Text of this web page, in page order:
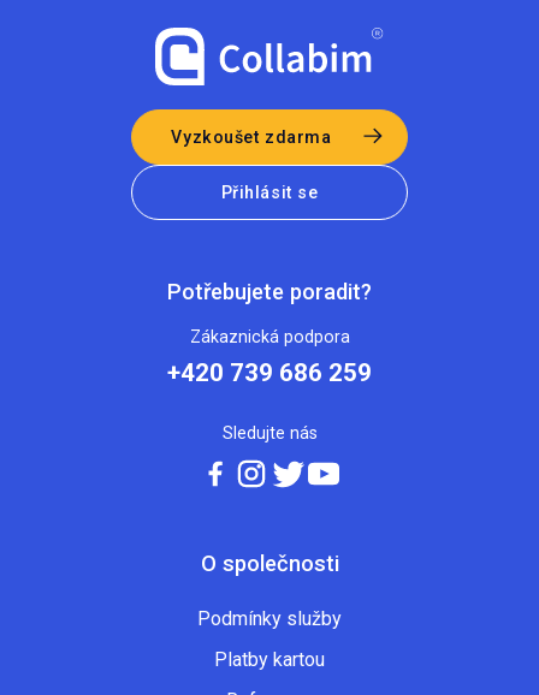
Vyzkoušet zdarma
Přihlásit se
O společnosti
Podmínky služby
Platby kartou
Potřebujete poradit?
Zákaznická podpora
+420 739 686 259
Sledujte nás